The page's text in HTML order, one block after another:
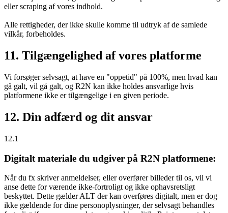
eller scraping af vores indhold.
Alle rettigheder, der ikke skulle komme til udtryk af de samlede
vilkår, forbeholdes.
11. Tilgængelighed af vores platforme
Vi forsøger selvsagt, at have en "oppetid" på 100%, men hvad kan
gå galt, vil gå galt, og R2N kan ikke holdes ansvarlige hvis
platformene ikke er tilgængelige i en given periode.
12. Din adfærd og dit ansvar
12.1
Digitalt materiale du udgiver på R2N platformene:
Når du fx skriver anmeldelser, eller overfører billeder til os, vil vi
anse dette for værende ikke-fortroligt og ikke ophavsretsligt
beskyttet. Dette gælder ALT der kan overføres digitalt, men er dog
ikke gældende for dine personoplysninger, der selvsagt behandles